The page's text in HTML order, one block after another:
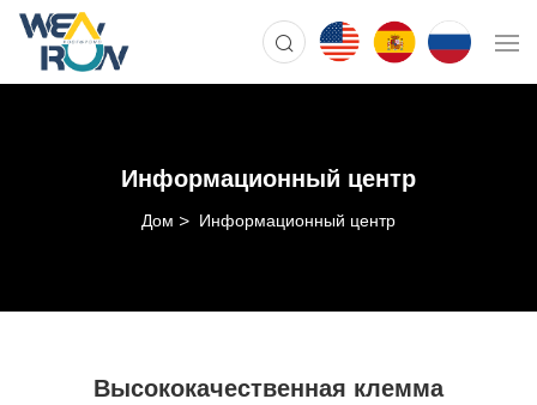
Информационный центр
Дом Информационный центр
Высококачественная клемма